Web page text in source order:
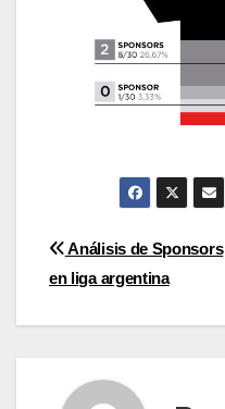
Post
navigation
Análisis de Sponsors
en liga argentina